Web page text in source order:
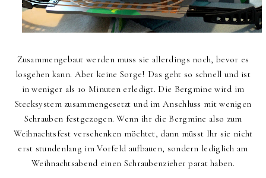
Zusammengebaut werden muss sie allerdings noch, bevor es
losgehen kann. Aber keine Sorge! Das geht so schnell und ist
in weniger als 10 Minuten erledigt. Die Bergmine wird im
Stecksystem zusammengesetzt und im Anschluss mit wenigen
Schrauben festgezogen. Wenn ihr die Bergmine also zum
Weihnachtsfest verschenken möchtet, dann müsst Ihr sie nicht
erst stundenlang im Vorfeld aufbauen, sondern lediglich am
Weihnachtsabend einen Schraubenzieher parat haben.